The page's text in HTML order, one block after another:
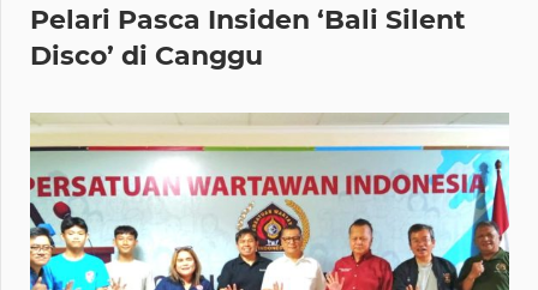
Pelari Pasca Insiden ‘Bali Silent
Disco’ di Canggu